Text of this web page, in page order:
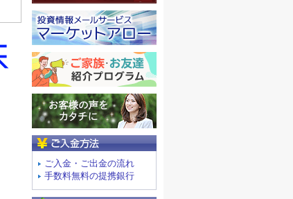
ご入金・ご出金の流れ
手数料無料の提携銀行